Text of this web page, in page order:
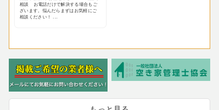
相談 お電話だけで解決する場合もご
ざいます。悩んだらまずはお気軽にご
相談ください！ ...